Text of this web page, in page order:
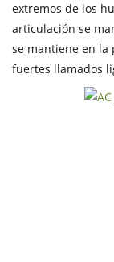
extremos de los
articulación se
se mantiene en la
fuertes llamados